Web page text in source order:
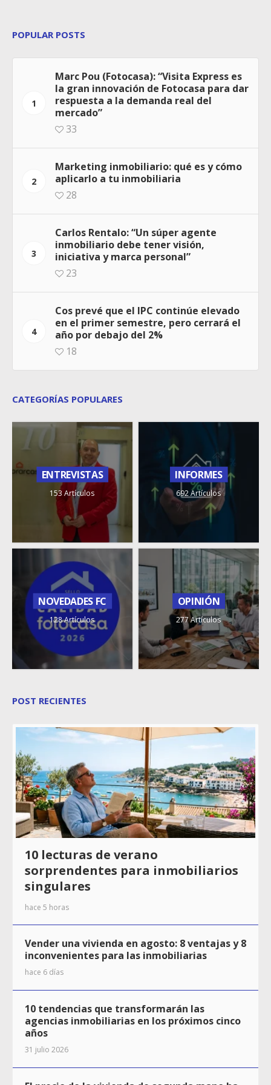
POPULAR POSTS
1
Marc Pou (Fotocasa): “Visita Express es
la gran innovación de Fotocasa para dar
respuesta a la demanda real del
mercado”
33
2
Marketing inmobiliario: qué es y cómo
aplicarlo a tu inmobiliaria
28
3
Carlos Rentalo: “Un súper agente
inmobiliario debe tener visión,
iniciativa y marca personal”
23
4
Cos prevé que el IPC continúe elevado
en el primer semestre, pero cerrará el
año por debajo del 2%
18
CATEGORÍAS POPULARES
ENTREVISTAS
153 Artículos
INFORMES
692 Artículos
NOVEDADES FC
128 Artículos
OPINIÓN
277 Artículos
POST RECIENTES
10 lecturas de verano
sorprendentes para inmobiliarios
singulares
hace 5 horas
Vender una vivienda en agosto: 8 ventajas y 8
inconvenientes para las inmobiliarias
hace 6 días
10 tendencias que transformarán las
agencias inmobiliarias en los próximos cinco
años
31 julio 2026